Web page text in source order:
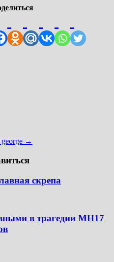
george →
скрепа
в трагедии МН17